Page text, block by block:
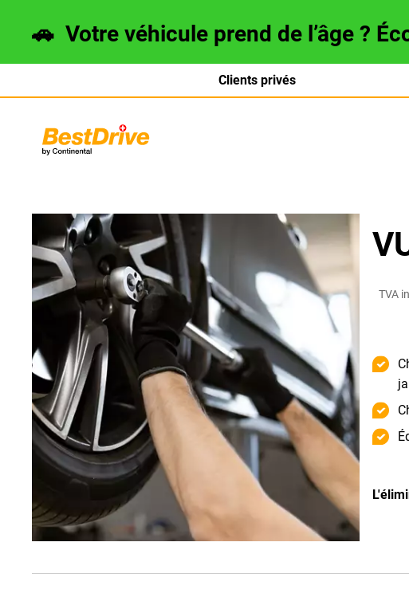
🚗 Votre véhicule prend de l’âge ?
Clients privés
Deutsch
TVA